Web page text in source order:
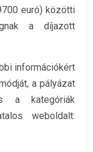
euró) közötti
a díjazott
információkért
a pályázat
a kategóriák
weboldalt: